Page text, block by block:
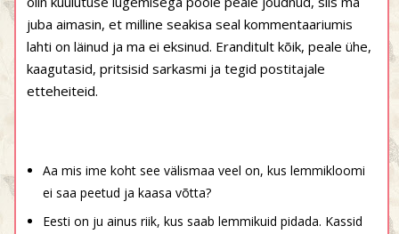
juba aimasin, et milline seakisa seal kommentaariumis
lahti on läinud ja ma ei eksinud. Eranditult kõik, peale ühe,
kaagutasid, pritsisid sarkasmi ja tegid postitajale
etteheiteid.
Aa mis ime koht see välismaa veel on, kus lemmikloomi
ei saa peetud ja kaasa võtta?
Eesti on ju ainus riik, kus saab lemmikuid pidada. Kassid